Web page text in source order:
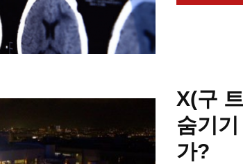
X(구
숨기
가?